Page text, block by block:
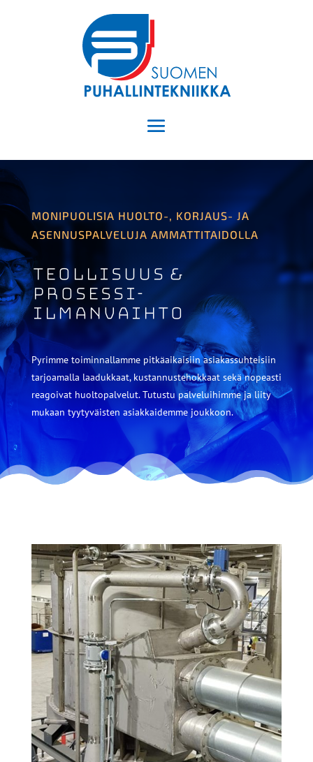
MONIPUOLISIA HUOLTO-, KORJAUS- JA
ASENNUSPALVELUJA AMMATTITAIDOLLA
Teollisuus &
prosessi-
ilmanvaihto
Pyrimme toiminnallamme pitkäaikaisiin asiakassuhteisiin
tarjoamalla laadukkaat, kustannustehokkaat sekä nopeasti
reagoivat huoltopalvelut. Tutustu palveluihimme ja liity
mukaan tyytyväisten asiakkaidemme joukkoon.